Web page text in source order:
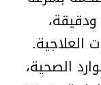
العلاجية.
الصحية،